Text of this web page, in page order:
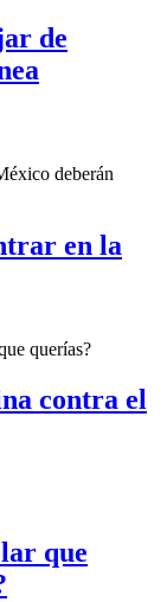
de
deberán
en la
querías?
contra el
que